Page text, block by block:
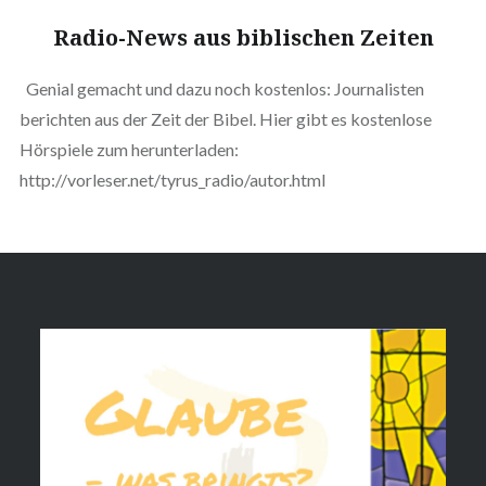
Radio-News aus biblischen Zeiten
Genial gemacht und dazu noch kostenlos: Journalisten
berichten aus der Zeit der Bibel. Hier gibt es kostenlose
Hörspiele zum herunterladen:
http://vorleser.net/tyrus_radio/autor.html